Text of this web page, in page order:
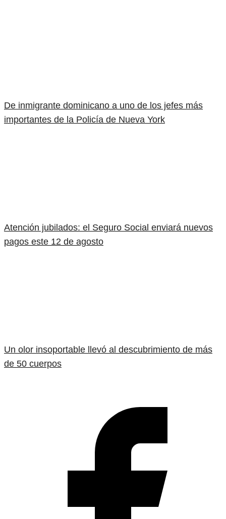
De inmigrante dominicano a uno de los jefes más
importantes de la Policía de Nueva York
Atención jubilados: el Seguro Social enviará nuevos
pagos este 12 de agosto
Un olor insoportable llevó al descubrimiento de más
de 50 cuerpos